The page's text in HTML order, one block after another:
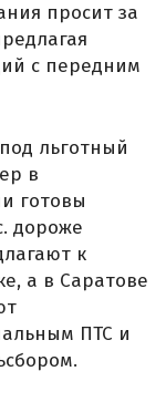
просит за
с передним
льготный
в
готовы
дороже
к
а в Саратове
ПТС и